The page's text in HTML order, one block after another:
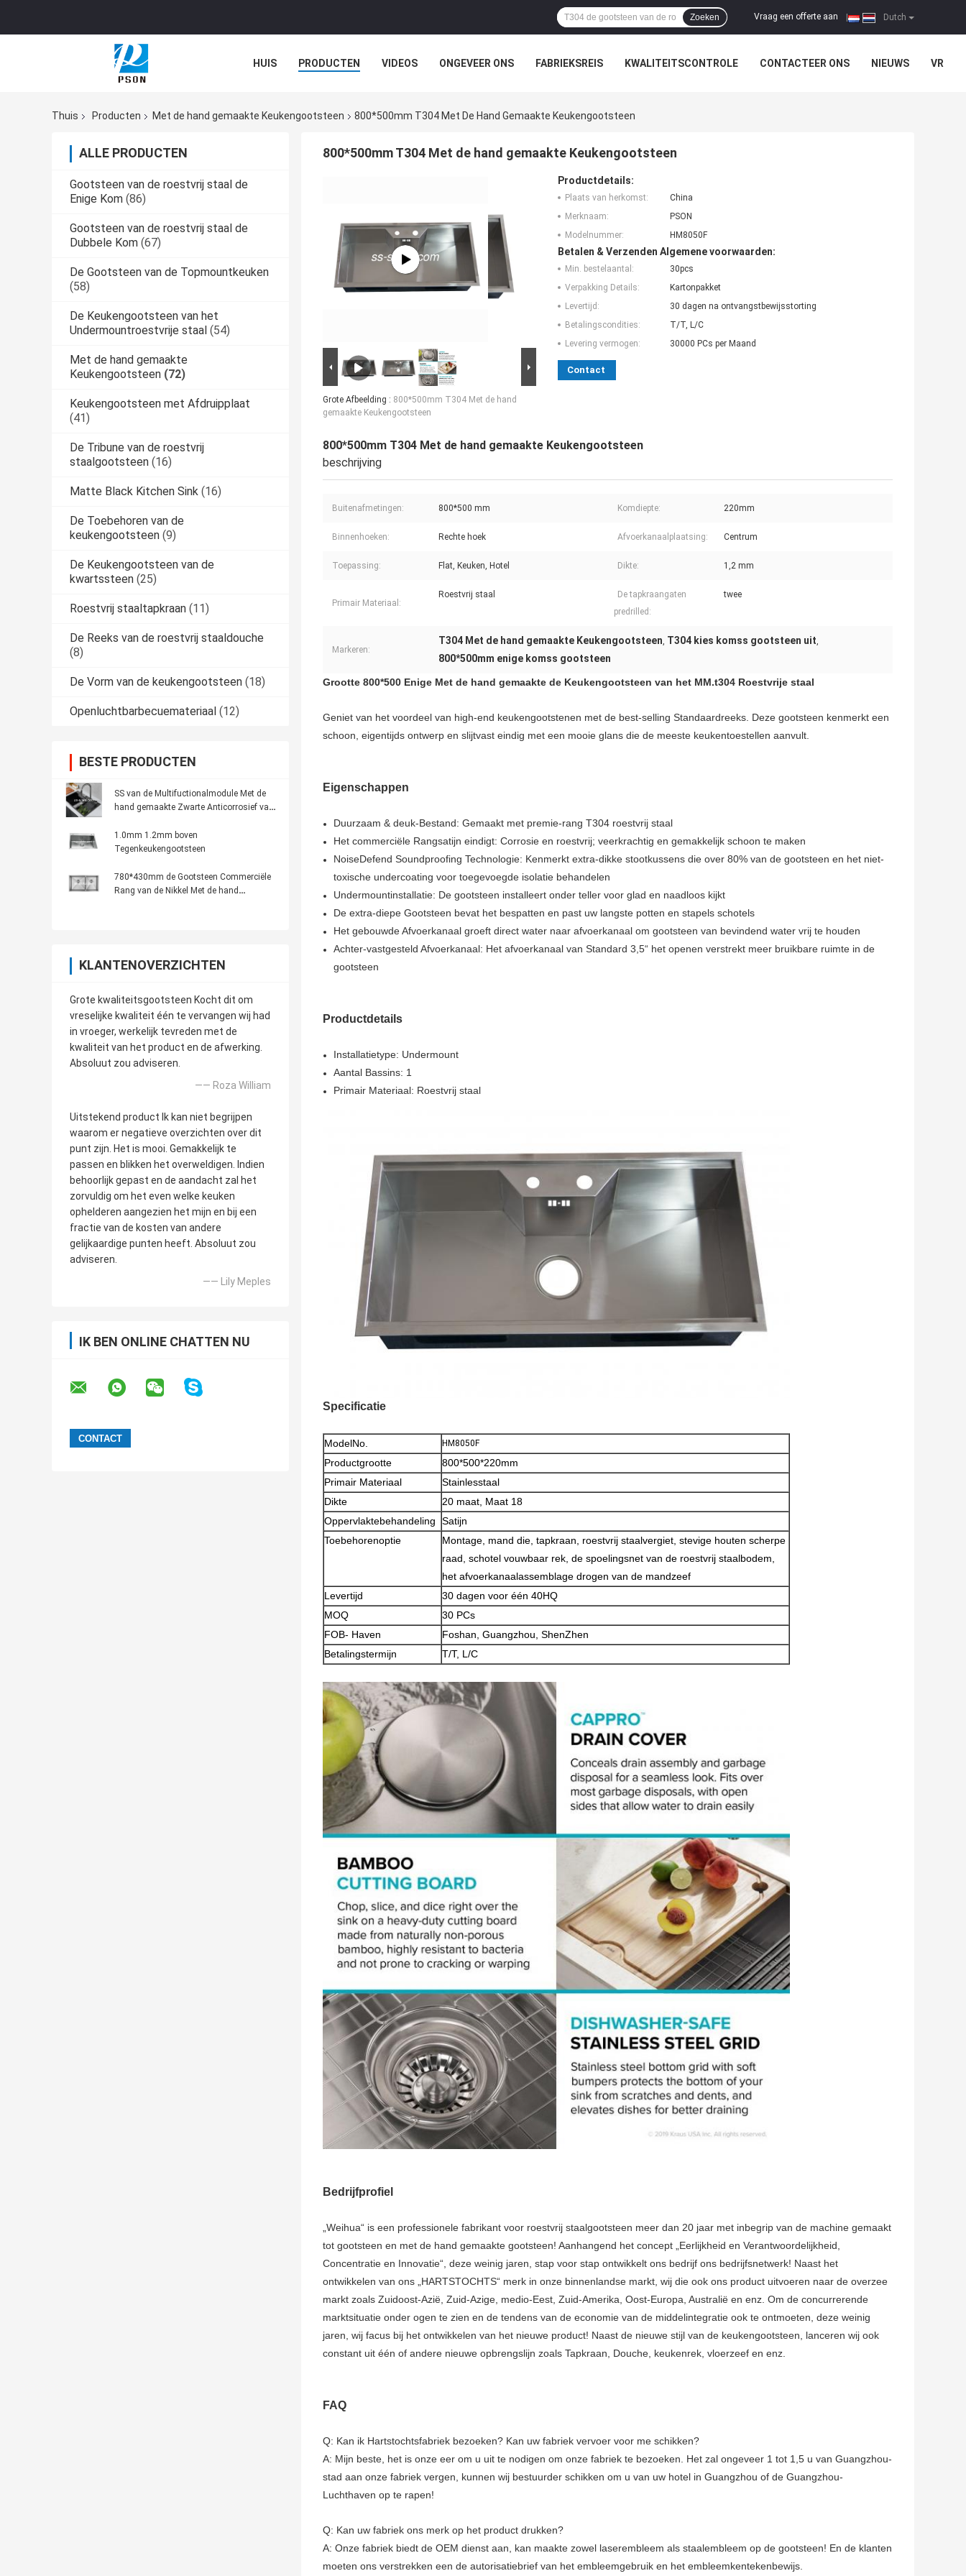
Dutch
Vraag een offerte aan
Zoeken
HUIS PRODUCTEN VIDEOS ONGEVEER ONS FABRIEKSREIS KWALITEITSCONTROLE CONTACTEER ONS NIEUWS VR
Thuis Producten Met de hand gemaakte Keukengootsteen 800*500mm T304 Met De Hand Gemaakte Keukengootsteen
ALLE PRODUCTEN
Gootsteen van de roestvrij staal de
Enige Kom (86)
Gootsteen van de roestvrij staal de
Dubbele Kom (67)
De Gootsteen van de Topmountkeuken
(58)
De Keukengootsteen van het
Undermountroestvrije staal (54)
Met de hand gemaakte
Keukengootsteen (72)
Keukengootsteen met Afdruipplaat
(41)
De Tribune van de roestvrij
staalgootsteen (16)
Matte Black Kitchen Sink (16)
De Toebehoren van de
keukengootsteen (9)
De Keukengootsteen van de
kwartssteen (25)
Roestvrij staaltapkraan (11)
De Reeks van de roestvrij staaldouche
(8)
De Vorm van de keukengootsteen (18)
Openluchtbarbecuemateriaal (12)
BESTE PRODUCTEN
SS van de Multifuctionalmodule Met de
hand gemaakte Zwarte Anticorrosief van
1.0mm 1.2mm boven
Tegenkeukengootsteen
780*430mm de Gootsteen Commerciële
Rang van de Nikkel Met de hand
KLANTENOVERZICHTEN
Grote kwaliteitsgootsteen Kocht dit om
vreselijke kwaliteit één te vervangen wij had
in vroeger, werkelijk tevreden met de
kwaliteit van het product en de afwerking.
Absoluut zou adviseren.
—— Roza William
Uitstekend product Ik kan niet begrijpen
waarom er negatieve overzichten over dit
punt zijn. Het is mooi. Gemakkelijk te
passen en blikken het overweldigen. Indien
behoorlijk gepast en de aandacht zal het
zorvuldig om het even welke keuken
ophelderen aangezien het mijn en bij een
fractie van de kosten van andere
gelijkaardige punten heeft. Absoluut zou
adviseren.
—— Lily Meples
IK BEN ONLINE CHATTEN NU
800*500mm T304 Met de hand gemaakte Keukengootsteen
Grote Afbeelding : 800*500mm T304 Met de hand
gemaakte Keukengootsteen
Productdetails:
Plaats van herkomst:
China
Merknaam:
PSON
Modelnummer:
HM8050F
Betalen & Verzenden Algemene voorwaarden:
Min. bestelaantal:
30pcs
Verpakking Details:
Kartonpakket
Levertijd:
30 dagen na ontvangstbewijsstorting
Betalingscondities:
T/T, L/C
Levering vermogen:
30000 PCs per Maand
Contact
800*500mm T304 Met de hand gemaakte Keukengootsteen
beschrijving
Buitenafmetingen: 800*500 mm Komdiepte: 220mm
Binnenhoeken: Rechte hoek Afvoerkanaalplaatsing: Centrum
Toepassing: Flat, Keuken, Hotel Dikte: 1,2 mm
Primair Materiaal:
Roestvrij staal
De tapkraangaten
predrilled:
twee
Markeren:
T304 Met de hand gemaakte Keukengootsteen, T304 kies komss gootsteen uit,
800*500mm enige komss gootsteen
Grootte 800*500 Enige Met de hand gemaakte de Keukengootsteen van het MM.t304 Roestvrije staal
Geniet van het voordeel van high-end keukengootstenen met de best-selling Standaardreeks. Deze gootsteen kenmerkt een
schoon, eigentijds ontwerp en slijtvast eindig met een mooie glans die de meeste keukentoestellen aanvult.
Eigenschappen
Duurzaam & deuk-Bestand: Gemaakt met premie-rang T304 roestvrij staal
Het commerciële Rangsatijn eindigt: Corrosie en roestvrij; veerkrachtig en gemakkelijk schoon te maken
NoiseDefend Soundproofing Technologie: Kenmerkt extra-dikke stootkussens die over 80% van de gootsteen en het niet-
toxische undercoating voor toegevoegde isolatie behandelen
Undermountinstallatie: De gootsteen installeert onder teller voor glad en naadloos kijkt
De extra-diepe Gootsteen bevat het bespatten en past uw langste potten en stapels schotels
Het gebouwde Afvoerkanaal groeft direct water naar afvoerkanaal om gootsteen van bevindend water vrij te houden
Achter-vastgesteld Afvoerkanaal: Het afvoerkanaal van Standard 3,5“ het openen verstrekt meer bruikbare ruimte in de
gootsteen
Productdetails
Installatietype: Undermount
Aantal Bassins: 1
Primair Materiaal: Roestvrij staal
Specificatie
ModelNo. HM8050F
Productgrootte
800*500*220mm
Primair Materiaal
Stainlesstaal
Dikte
20 maat, Maat 18
Oppervlaktebehandeling
Satijn
Toebehorenoptie
Montage, mand die, tapkraan, roestvrij staalvergiet, stevige houten scherpe
raad, schotel vouwbaar rek, de spoelingsnet van de roestvrij staalbodem,
het afvoerkanaalassemblage drogen van de mandzeef
Levertijd
30 dagen voor één 40HQ
MOQ
30 PCs
FOB- Haven
Foshan, Guangzhou, ShenZhen
Betalingstermijn
T/T, L/C
Bedrijfprofiel
„Weihua“ is een professionele fabrikant voor roestvrij staalgootsteen meer dan 20 jaar met inbegrip van de machine gemaakt
tot gootsteen en met de hand gemaakte gootsteen! Aanhangend het concept „Eerlijkheid en Verantwoordelijkheid,
Concentratie en Innovatie“, deze weinig jaren, stap voor stap ontwikkelt ons bedrijf ons bedrijfsnetwerk! Naast het
ontwikkelen van ons „HARTSTOCHTS“ merk in onze binnenlandse markt, wij die ook ons product uitvoeren naar de overzee
markt zoals Zuidoost-Azië, Zuid-Azige, medio-Eest, Zuid-Amerika, Oost-Europa, Australië en enz. Om de concurrerende
marktsituatie onder ogen te zien en de tendens van de economie van de middelintegratie ook te ontmoeten, deze weinig
jaren, wij facus bij het ontwikkelen van het nieuwe product! Naast de nieuwe stijl van de keukengootsteen, lanceren wij ook
constant uit één of andere nieuwe opbrengslijn zoals Tapkraan, Douche, keukenrek, vloerzeef en enz.
FAQ
Q: Kan ik Hartstochtsfabriek bezoeken? Kan uw fabriek vervoer voor me schikken?
A: Mijn beste, het is onze eer om u uit te nodigen om onze fabriek te bezoeken. Het zal ongeveer 1 tot 1,5 u van Guangzhou-
stad aan onze fabriek vergen, kunnen wij bestuurder schikken om u van uw hotel in Guangzhou of de Guangzhou-
Luchthaven op te rapen!
Q: Kan uw fabriek ons merk op het product drukken?
A: Onze fabriek biedt de OEM dienst aan, kan maakte zowel laserembleem als staalembleem op de gootsteen! En de klanten
moeten ons verstrekken een de autorisatiebrief van het embleemgebruik en het embleemkentekenbewijs.